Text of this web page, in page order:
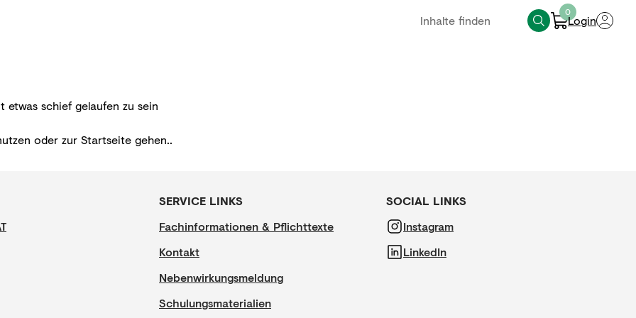
0
Login
etwas schief gelaufen zu sein
oder zur Startseite gehen..
SERVICE LINKS
Fachinformationen & Pflichttexte
Kontakt
Nebenwirkungsmeldung
Schulungsmaterialien
SOCIAL LINKS
Instagram
LinkedIn